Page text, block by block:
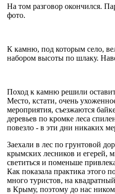
На том разговор окончился.
фото.
К камню, под которым село,
набором высоты по шлаку.
Поход к камню решили
Место, кстати, очень
мероприятия, съезжаются
деревьев по кромке леса
повезло - в эти дни никаких
Заехали в лес по грунтовой
крымских лесников и егерей,
светиться и поменьше
Как показала практика этого
много туристов, на
в Крыму, поэтому до нас